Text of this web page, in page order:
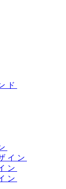
ド
イン
ン
ン